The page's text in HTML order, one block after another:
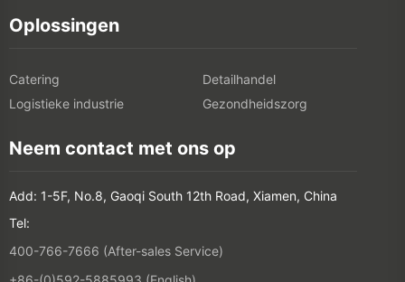
Oplossingen
Catering
Detailhandel
Logistieke industrie
Gezondheidszorg
Neem contact met ons op
Add: 1-5F, No.8, Gaoqi South 12th Road, Xiamen, China
Tel:
400-766-7666 (After-sales Service)